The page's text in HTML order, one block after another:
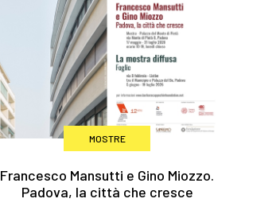
MOSTRE
Francesco Mansutti e Gino Miozzo.
Padova, la città che cresce